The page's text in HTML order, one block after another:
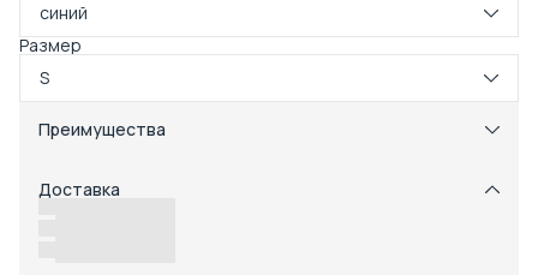
синий
Размер
S
Преимущества
Примерка при получении в пункте выдачи
Возможность отказаться от части товаров
Доставка